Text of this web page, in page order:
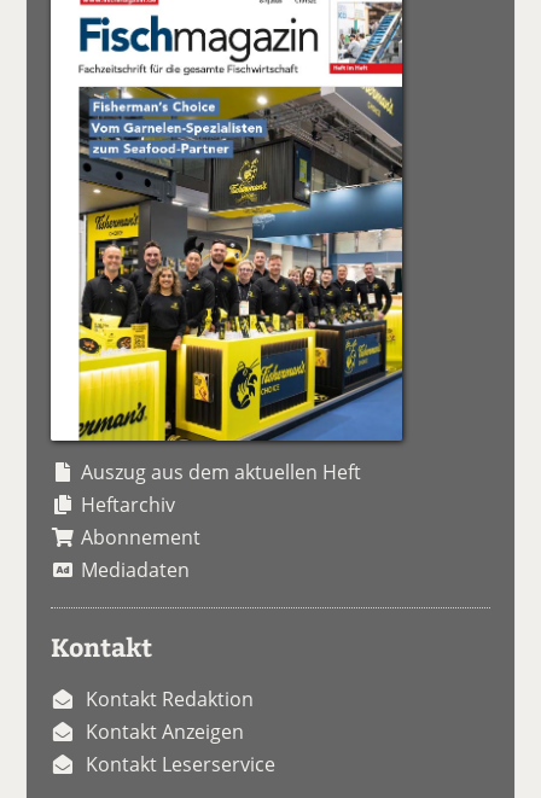
Auszug aus dem aktuellen Heft
Heftarchiv
Abonnement
Mediadaten
Kontakt
Kontakt Redaktion
Kontakt Anzeigen
Kontakt Leserservice